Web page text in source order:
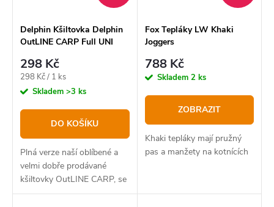
Delphin Kšiltovka Delphin
OutLINE CARP Full UNI
298 Kč
Měrná
cena:
298 Kč / 1 ks
Skladem >3 ks
DO KOŠÍKU
Plná verze naší oblíbené a
velmi dobře prodávané
kšiltovky OutLINE CARP, se
kterou naplno projevíte svoji
Fox Tepláky LW Khaki
Joggers
788 Kč
Skladem 2 ks
ZOBRAZIT
Khaki tepláky mají pružný
pas a manžety na kotnících